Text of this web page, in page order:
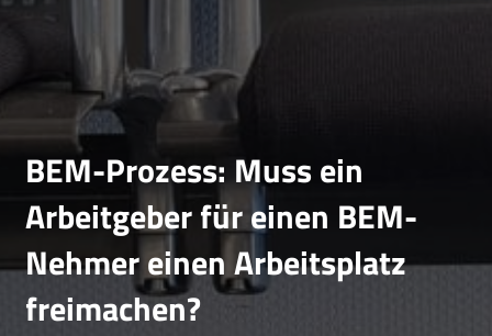
BEM-Prozess: Muss ein
Arbeitgeber für einen BEM-
Nehmer einen Arbeitsplatz
freimachen?